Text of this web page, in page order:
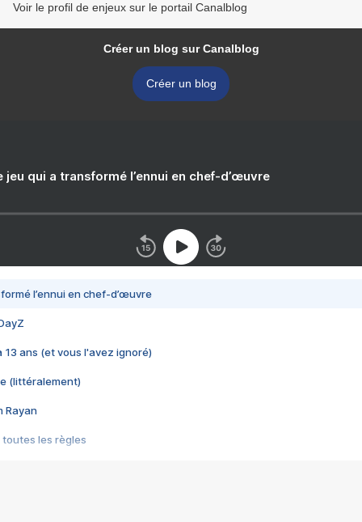
Voir le profil de enjeux sur le portail Canalblog
Créer un blog sur Canalblog
Créer un blog
jeu qui a transformé l’ennui en chef-d’œuvre
l’ennui en chef-d’œuvre
13 ans (et vous l'avez ignoré)
(littéralement)
Rayan
toutes les règles